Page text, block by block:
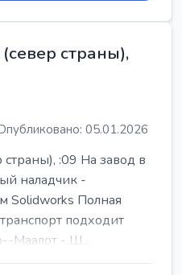
страны),
05.01.2026
:09 На завод в
наладчик -
Solidworks Полная
подходит
Маалот - Ш...